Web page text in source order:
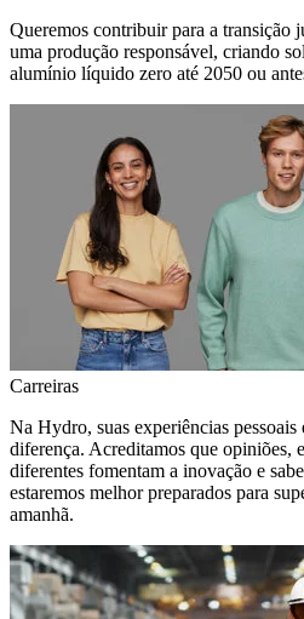
Queremos contribuir para a transição
uma produção responsável, criando
alumínio líquido zero até 2050 ou
Carreiras
Na Hydro, suas experiências pessoais
diferença. Acreditamos que opiniões,
diferentes fomentam a inovação e
estaremos melhor preparados para
amanhã.